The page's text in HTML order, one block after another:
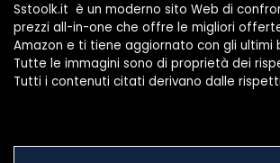
Sstoolk.it è un moderno sito Web di
prezzi all-in-one che offre le migliori
Amazon e ti tiene aggiornato con gli ultimi
Tutte le immagini sono di proprietà dei
Tutti i contenuti citati derivano dalle